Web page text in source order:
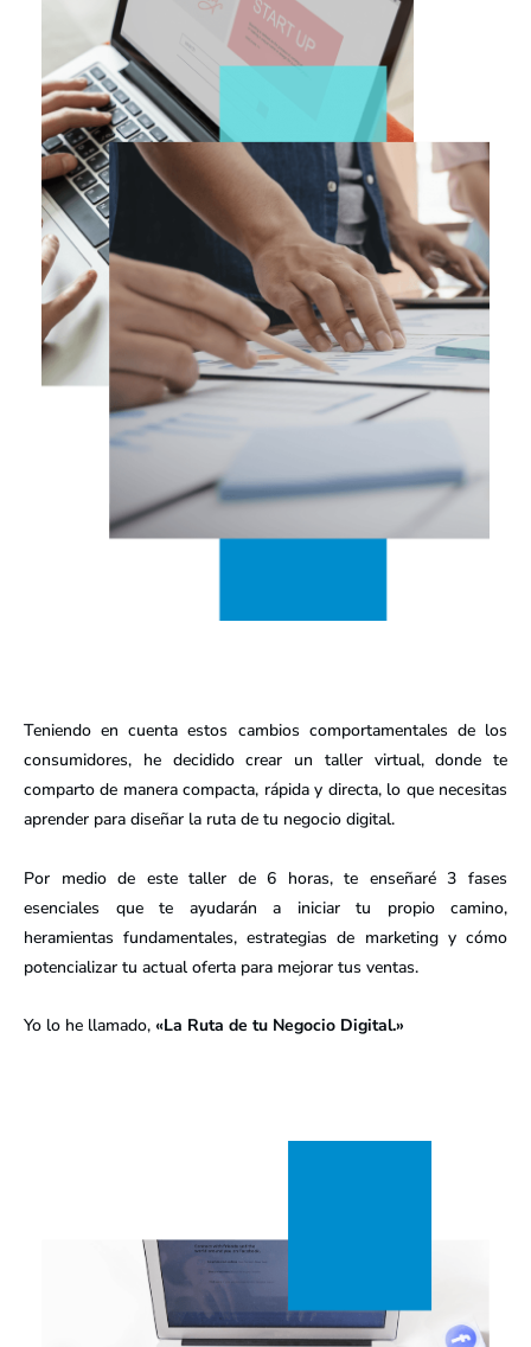
Teniendo en cuenta estos cambios comportamentales de los
consumidores, he decidido crear un taller virtual, donde te
comparto de manera compacta, rápida y directa, lo que necesitas
aprender para diseñar la ruta de tu negocio digital.
Por medio de este taller de 6 horas, te enseñaré 3 fases
esenciales que te ayudarán a iniciar tu propio camino,
heramientas fundamentales, estrategias de marketing y cómo
potencializar tu actual oferta para mejorar tus ventas.
Yo lo he llamado, «La Ruta de tu Negocio Digital.»